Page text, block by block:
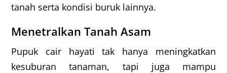
tanah serta kondisi buruk lainnya.
Menetralkan Tanah Asam
Pupuk cair hayati tak hanya meningkatkan
kesuburan tanaman, tapi juga mampu